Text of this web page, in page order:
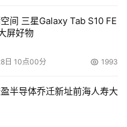
及事件告警等功能；
源较低的HTML界面来代
平台
通知是非常有用的管理
功能会变的更强大。
间 三星Galaxy Tab S10 FE
屏好物
日 10点00分 1993
半导体乔迁新址前海人寿大